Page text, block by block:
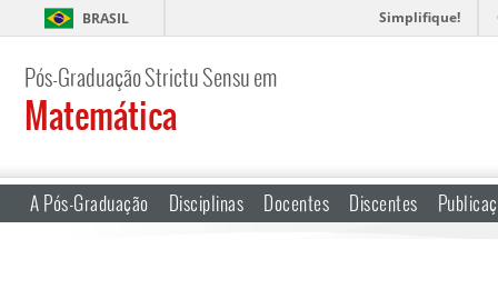
BRASIL Simplifique!
Pós-Graduação Strictu Sensu em
Matemática
A Pós-Graduação Disciplinas Docentes Discentes